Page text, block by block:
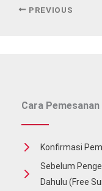
PREVIOUS
Cara Pemesanan
Konfirmasi
Sebelum
Dahulu (free